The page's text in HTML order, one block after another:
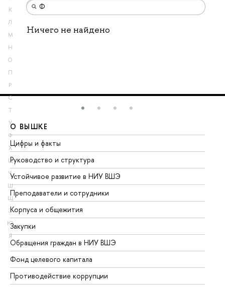
К
Л
М
Н
О
П
Р
С
Т
У
Ф
Х
Ц
Ч
Ш
Щ
Э
Ю
Я
Ничего не найдено
О ВЫШКЕ
Цифры и факты
Руководство и структура
Устойчивое развитие в НИУ ВШЭ
Преподаватели и сотрудники
Корпуса и общежития
Закупки
Обращения граждан в НИУ ВШЭ
Фонд целевого капитала
Противодействие коррупции